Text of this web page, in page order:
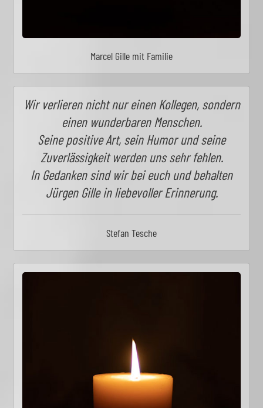
Marcel Gille mit Familie
Wir verlieren nicht nur einen Kollegen, sondern
einen wunderbaren Menschen.
Seine positive Art, sein Humor und seine
Zuverlässigkeit werden uns sehr fehlen.
In Gedanken sind wir bei euch und behalten
Jürgen Gille in liebevoller Erinnerung.
Stefan Tesche